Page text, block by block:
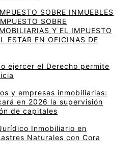
SOBRE INMUEBLES
SOBRE
Y EL IMPUESTO
ESTAR EN OFICINAS DE
ejercer el Derecho permite
y empresas inmobiliarias:
en 2026 la supervisión
de capitales
Inmobiliario en
Naturales con Cora